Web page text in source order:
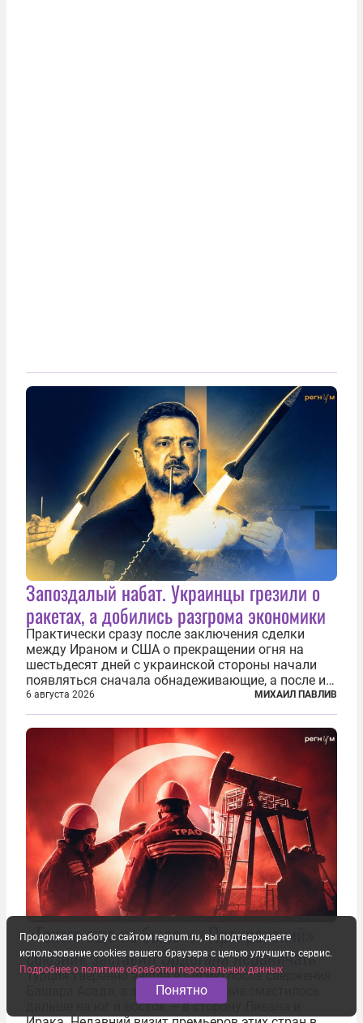
Запоздалый набат. Украинцы грезили о
ракетах, а добились разгрома экономики
Практически сразу после заключения сделки
между Ираном и США о прекращении огня на
шестьдесят дней с украинской стороны начали
появляться сначала обнадеживающие, а после и
вовсе бравурные заявления про некий «перелом»
в войне. Вероятно, в сознании первых лиц
киевского режима и стоящих за ними...
6 августа 2026 МИХАИЛ ПАВЛИВ
«Такого еще не было». «Проиранский»
союзник заставил Эрдогана нервничать
Турция уверенно зашла в Сирию после свержения
Башара Асада, а затем ее внимание сместилось
дальше на юг и восток — в сторону Ливана и
Продолжая работу с сайтом regnum.ru, вы подтверждаете
использование cookies вашего браузера с целью улучшить сервис.
Подробнее о политике обработки персональных данных
Понятно